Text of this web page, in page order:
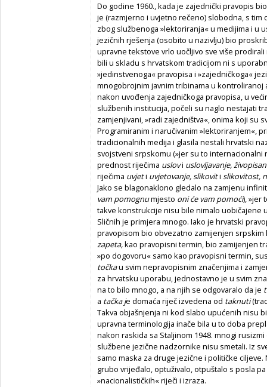
Do godine 1960., kada je zajednički pravopis
je (razmjerno i uvjetno rečeno) slobodna, s
zbog službenoga »lektoriranja« u medijima i u
jezičnih rješenja (osobito u nazivlju) bio
upravne tekstove vrlo uočljivo sve više
bili u skladu s hrvatskom tradicijom ni s
»jedinstvenoga« pravopisa i »zajedničkoga«
mnogobrojnim javnim tribinama u
nakon uvođenja zajedničkoga pravopisa, u
službenih institucija, počeli su naglo nestajati
zamjenjivani, »radi zajedništva«, onima koji su
Programiranim i naručivanim »lektoriranjem«,
tradicionalnih medija i glasila nestali hrvatski
svojstveni srpskomu (»jer su to internacionalni
prednost riječima uslovi uslovljavanje,
riječima uvjeti uvjetovanje, slikoviti slikovitost,
Jako se blagonaklono gledalo na zamjenu
vam pomognumjesto oni će vam pomoći), »jer
takve konstrukcije nisu bile nimalo uobičajene
Sličnih je primjera mnogo. Iako je hrvatski
pravopisom bio obvezatno zamijenjen
zapeta,kao pravopisni termin, bio zamijenjen
»po dogovoru« samo kao pravopisni termin,
točkau svim nepravopisnim značenjima i
za hrvatsku uporabu, jednostavno je u svim
na to bilo mnogo, a na njih se odgovaralo da je
a tačka je domaća riječ izvedena od taknuti
Takva objašnjenja ni kod slabo upućenih nisu
upravna terminologija inače bila u to doba
nakon raskida sa Staljinom 1948. mnogi
službene jezične nadzornike nisu smetali. Iz
samo maska za druge jezične i političke
grubo vrijeđalo, optuživalo, otpuštalo s posla
»nacionalističkih« riječi i izraza.